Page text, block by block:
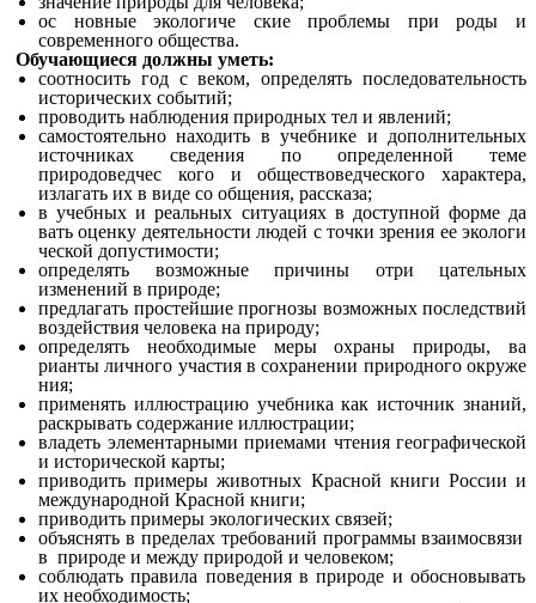
ос новные экологиче ские проблемы при роды и
современного общества.
Обучающиеся должны уметь:
соотносить год с веком, определять последовательность
исторических событий;
проводить наблюдения природных тел и явлений;
самостоятельно находить в учебнике и дополнительных
источниках сведения по определенной теме
природоведчес кого и обществоведческого характера,
излагать их в виде со общения, рассказа;
в учебных и реальных ситуациях в доступной форме да
вать оценку деятельности людей с точки зрения ее экологи
ческой допустимости;
определять возможные причины отри цательных
изменений в природе;
предлагать простейшие прогнозы возможных последствий
воздействия человека на природу;
определять необходимые меры охраны природы, ва
рианты личного участия в сохранении природного окруже
ния;
применять иллюстрацию учебника как источник знаний,
раскрывать содержание иллюстрации;
владеть элементарными приемами чтения географической
и исторической карты;
приводить примеры животных Красной книги России и
международной Красной книги;
приводить примеры экологических связей;
объяснять в пределах требований программы взаимосвязи
в природе и между природой и человеком;
соблюдать правила поведения в природе и обосновывать
их необходимость;